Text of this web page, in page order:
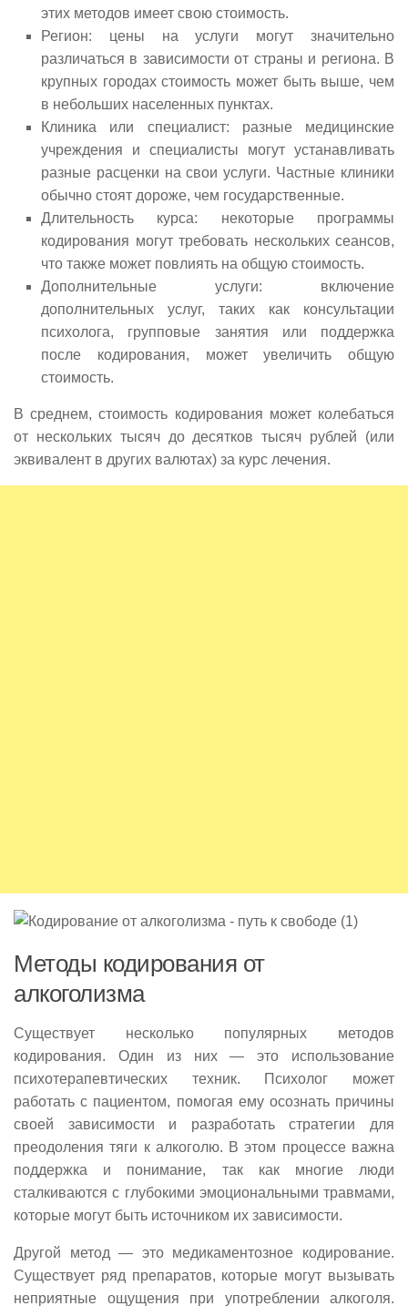
этих методов имеет свою стоимость.
Регион: цены на услуги могут значительно
различаться в зависимости от страны и региона. В
крупных городах стоимость может быть выше, чем
в небольших населенных пунктах.
Клиника или специалист: разные медицинские
учреждения и специалисты могут устанавливать
разные расценки на свои услуги. Частные клиники
обычно стоят дороже, чем государственные.
Длительность курса: некоторые программы
кодирования могут требовать нескольких сеансов,
что также может повлиять на общую стоимость.
Дополнительные услуги: включение
дополнительных услуг, таких как консультации
психолога, групповые занятия или поддержка
после кодирования, может увеличить общую
стоимость.
В среднем, стоимость кодирования может колебаться
от нескольких тысяч до десятков тысяч рублей (или
эквивалент в других валютах) за курс лечения.
Методы кодирования от
алкоголизма
Существует несколько популярных методов
кодирования. Один из них — это использование
психотерапевтических техник. Психолог может
работать с пациентом, помогая ему осознать причины
своей зависимости и разработать стратегии для
преодоления тяги к алкоголю. В этом процессе важна
поддержка и понимание, так как многие люди
сталкиваются с глубокими эмоциональными травмами,
которые могут быть источником их зависимости.
Другой метод — это медикаментозное кодирование.
Существует ряд препаратов, которые могут вызывать
неприятные ощущения при употреблении алкоголя.